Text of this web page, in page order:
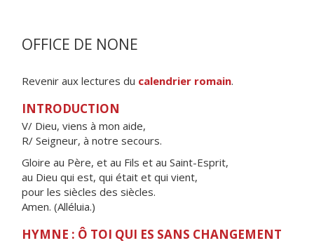
OFFICE DE NONE
Revenir aux lectures du calendrier romain.
INTRODUCTION
V/ Dieu, viens à mon aide,
R/ Seigneur, à notre secours.
Gloire au Père, et au Fils et au Saint-Esprit,
au Dieu qui est, qui était et qui vient,
pour les siècles des siècles.
Amen. (Alléluia.)
HYMNE : Ô TOI QUI ES SANS CHANGEMENT